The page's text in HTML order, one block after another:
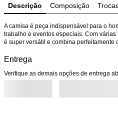
Descrição Composição
A camisa é peça indispensável para o
trabalho e eventos especiais. Com
é super versátil e combina perfeitamente
Entrega
Verifique as demais opções de entrega